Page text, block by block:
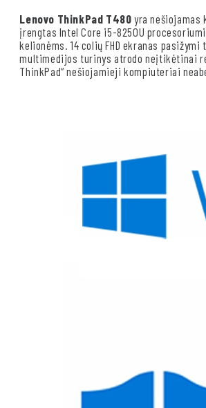
Lenovo ThinkPad T480 yra nešiojamas
įrengtas Intel Core i5-8250U
kelionėms. 14 colių FHD ekranas
multimedijos turinys atrodo neįtikėtinai
ThinkPad“ nešiojamieji kompiuteriai